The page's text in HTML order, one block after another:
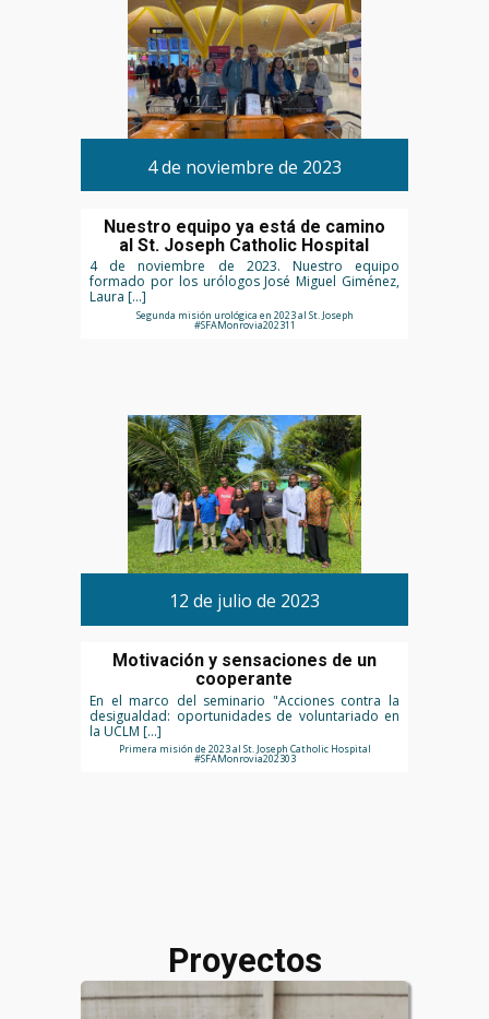
4 de noviembre de 2023
Nuestro equipo ya está de camino
al St. Joseph Catholic Hospital
4 de noviembre de 2023. Nuestro equipo
formado por los urólogos José Miguel Giménez,
Laura […]
Segunda misión urológica en 2023 al St. Joseph
#SFAMonrovia202311
12 de julio de 2023
Motivación y sensaciones de un
cooperante
En el marco del seminario "Acciones contra la
desigualdad: oportunidades de voluntariado en
la UCLM […]
Primera misión de 2023 al St. Joseph Catholic Hospital
#SFAMonrovia202303
Proyectos